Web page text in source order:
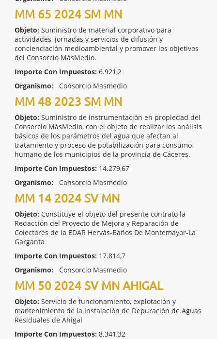
MM 65 2024 SM MN
Objeto: Suministro de material corporativo para
actividades, jornadas y servicios de difusión y
concienciación medioambiental y promover los objetivos
del Consorcio MásMedio.
Importe Con Impuestos: 6.921,2
Organismo:
Consorcio Masmedio
MM 48 2023 SM MN
Objeto: Suministro de instrumentación en propiedad del
Consorcio MásMedio, con el objeto de realizar los análisis
básicos de los parámetros del agua que afectan al
tratamiento y proceso de potabilización para consumo
humano de los municipios de la provincia de Cáceres.
Importe Con Impuestos: 14.279,67
Organismo:
Consorcio Masmedio
MM 14 2024 SV MN
Objeto: Constituye el objeto del presente contrato la
Redacción del Proyecto de Mejora y Reparación de
Colectores de la EDAR Hervás-Baños De Montemayor-La
Garganta
Importe Con Impuestos: 17.814,7
Organismo:
Consorcio Masmedio
MM 50 2024 SV MN AHIGAL
Objeto: Servicio de funcionamiento, explotación y
mantenimiento de la Instalación de Depuración de Aguas
Residuales de Ahigal
Importe Con Impuestos: 8.341,32